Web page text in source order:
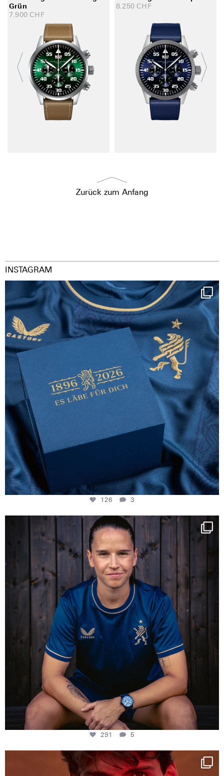
Grün
7.900 CHF
8.250 CHF
Zurück zum Anfang
INSTAGRAM
Happy Birthday FCZ
130 years filled ...
126
3
126 3
NIE USENAND GAH
Some anniversaries
291
5
291 5
One last dance at home
This week at...